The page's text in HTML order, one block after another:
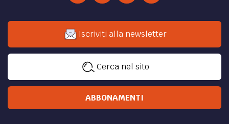
Iscriviti alla newsletter
Cerca nel sito
ABBONAMENTI